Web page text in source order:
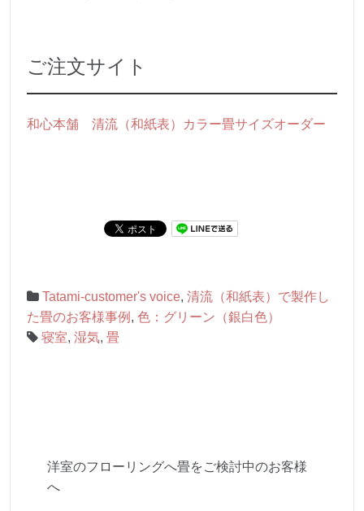
ご注文サイト
和心本舗 清流（和紙表）カラー畳サイズオーダー
Tatami-customer's voice, 清流（和紙表）で製作し
た畳のお客様事例 , 色：グリーン（銀白色）
寝室, 湿気, 畳
洋室のフローリングへ畳をご検討中のお客様
へ